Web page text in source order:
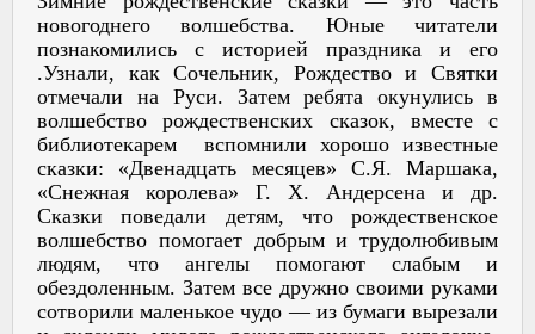
новогоднего волшебства. Юные читатели
познакомились с историей праздника и его
.Узнали, как Сочельник, Рождество и Святки
отмечали на Руси. Затем ребята окунулись в
волшебство рождественских сказок, вместе с
библиотекарем вспомнили хорошо известные
сказки: «Двенадцать месяцев» С.Я. Маршака,
«Снежная королева» Г. Х. Андерсена и др.
Сказки поведали детям, что рождественское
волшебство помогает добрым и трудолюбивым
людям, что ангелы помогают слабым и
обездоленным. Затем все дружно своими руками
сотворили маленькое чудо — из бумаги вырезали